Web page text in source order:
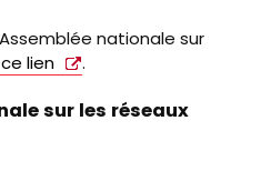
nationale sur
lien .
sur les réseaux